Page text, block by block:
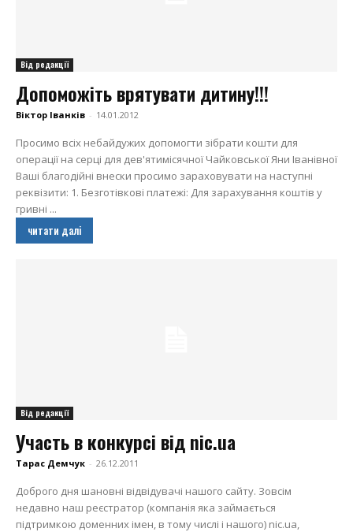
Від редакції
Допоможіть врятувати дитину!!!
Віктор Іванків - 14.01.2012
Просимо всіх небайдужих допомогти зібрати кошти для
операції на серці для дев'ятимісячної Чайковської Яни Іванівної
Ваші благодійні внески просимо зараховувати на наступні
реквізити: 1. Безготівкові платежі: Для зарахування коштів у
гривні ...
читати далі
Від редакції
Участь в конкурсі від nic.ua
Тарас Демчук - 26.12.2011
Доброго дня шановні відвідувачі нашого сайту. Зовсім
недавно наш реєстратор (компанія яка займається
підтримкою доменних імен, в тому числі і нашого) nic.ua,